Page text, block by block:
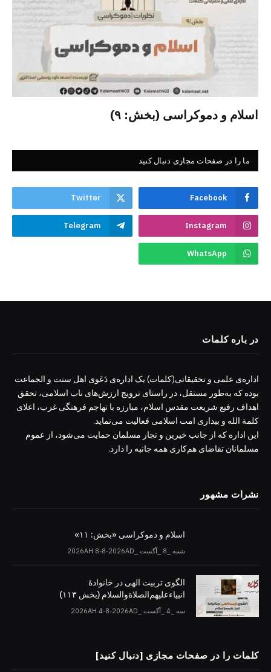
اسلام و دموکراسی (بخش: ۹)
ما را در صفحات مجازی دنبال کنید
Facebook
Twitter
Instagram
Telegram
WhatsApp
در باره کلمات
اداره‌ی علمی و تحقیقاتی(کلمات) یک اداره‌ی دَعَوی اهل سنت و الجماعت
بوده که به‌طور مستقل، در راستای ترویج ارزش‌های ناب اسلامی، تحقق
اهداف رفیع شریعت مقدس اسلام، مبارزه با تهاجم فرهنگی غرب، اعلای
کلمة الله و بیداری امت اسلامی فعالیت می‌نماید.
این اداره که از جانب خیرین و تجار مسلمان حمایت می‌شود، از عموم
مسلمانان تقاضای هم‌کاری همه جانبه را دارد.
نشرات مشهور
اسلام و دموکراسی «بخش: ۱۱»
شنبه _8 _آگست _2026AH 8-8-2026AD
الگوی تربیت الهی در خانوادۀ
انبیاءعلیهم‌الصلاةو‌السلام (بخش ۱۱۳)
سه _4 _آگست _2026AH 4-8-2026AD
کلمات را در صفحات مجازی [دنبال کنید]